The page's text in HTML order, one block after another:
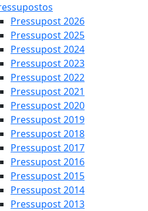
Pressupost 2026
Pressupost 2025
Pressupost 2024
Pressupost 2023
Pressupost 2022
Pressupost 2021
Pressupost 2020
Pressupost 2019
Pressupost 2018
Pressupost 2017
Pressupost 2016
Pressupost 2015
Pressupost 2014
Pressupost 2013